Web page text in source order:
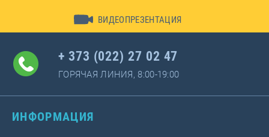
ВИДЕОПРЕЗЕНТАЦИЯ
+ 373 (022) 27 02 47
ГОРЯЧАЯ ЛИНИЯ, 8:00-19:00
ИНФОРМАЦИЯ